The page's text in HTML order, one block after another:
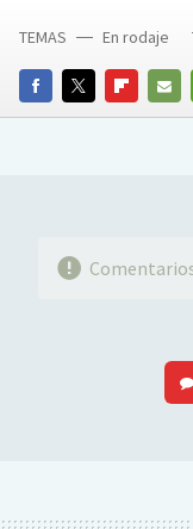
FACEBOOKTWITTERFLIPBOARD
E-
TEMAS En rodaje